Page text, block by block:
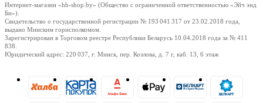
Интернет-магазин «hb-shop.by» (Общество с ограниченной ответственностью «Эйч энд
Би»).
Свидетельство о государственной регистрации № 193 041 317 от 23.02.2018 года,
выдано Минским горисполкомом.
Зарегистрирован в Торговом реестре Республики Беларусь 10.04.2018 года за № 411
838.
Юридический адрес: 220 037, г. Минск, пер. Козлова, д. 7 г, каб. 13, 6 этаж